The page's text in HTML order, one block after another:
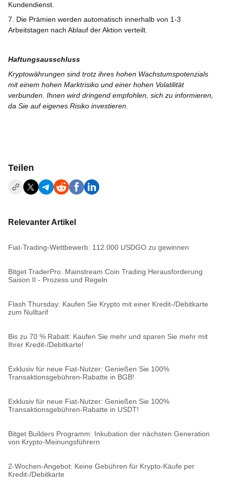
Kundendienst.
7. Die Prämien werden automatisch innerhalb von 1-3
Arbeitstagen nach Ablauf der Aktion verteilt.
Haftungsausschluss
Kryptowährungen sind trotz ihres hohen Wachstumspotenzials
mit einem hohen Marktrisiko und einer hohen Volatilität
verbunden. Ihnen wird dringend empfohlen, sich zu informieren,
da Sie auf eigenes Risiko investieren.
Teilen
Relevanter Artikel
Fiat-Trading-Wettbewerb: 112.000 USDGO zu gewinnen
Bitget TraderPro: Mainstream Coin Trading Herausforderung
Saison II - Prozess und Regeln
Flash Thursday: Kaufen Sie Krypto mit einer Kredit-/Debitkarte
zum Nulltarif
Bis zu 70 % Rabatt: Kaufen Sie mehr und sparen Sie mehr mit
Ihrer Kredit-/Debitkarte!
Exklusiv für neue Fiat-Nutzer: Genießen Sie 100%
Transaktionsgebühren-Rabatte in BGB!
Exklusiv für neue Fiat-Nutzer: Genießen Sie 100%
Transaktionsgebühren-Rabatte in USDT!
Bitget Builders Programm: Inkubation der nächsten Generation
von Krypto-Meinungsführern
2-Wochen-Angebot: Keine Gebühren für Krypto-Käufe per
Kredit-/Debitkarte